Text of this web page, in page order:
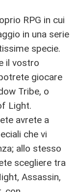
RPG in cui
in una serie
specie.
il vostro
giocare
Tribe, o
Light.
avrete a
che vi
allo stesso
scegliere tra
Assassin,